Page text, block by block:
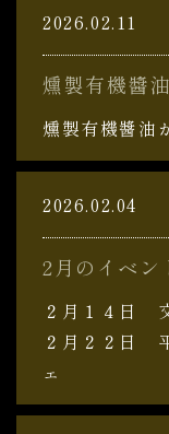
2026.02.11
燻製有機醬
燻製有機醬油
2026.02.04
2月のイベン
２月１４日
２月２２日
ェ